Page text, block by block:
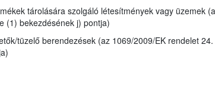
tárolására szolgáló létesítmények vagy üzemek
(1) bekezdésének j) pontja)
tüzelő berendezések (az 1069/2009/EK rendelet